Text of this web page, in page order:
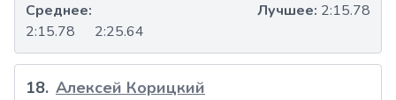
2:15.78 2:25.64
Среднее: Лучшее: 2:15.78
18. Алексей Корицкий